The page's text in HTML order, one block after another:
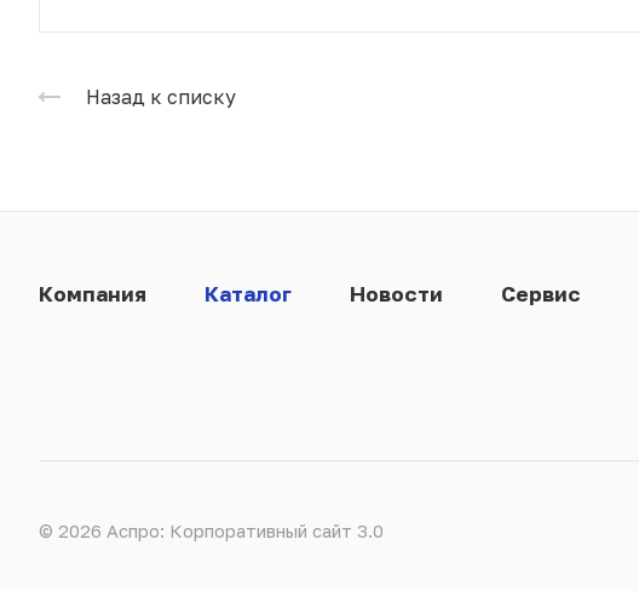
Назад к списку
Компания Каталог Новости Сервис
© 2026 Аспро: Корпоративный сайт 3.0